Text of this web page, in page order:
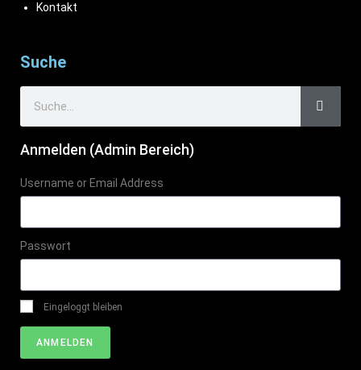
Kontakt
Suche
Anmelden (Admin Bereich)
Username or Email Address
Passwort
Eingeloggt bleiben
ANMELDEN